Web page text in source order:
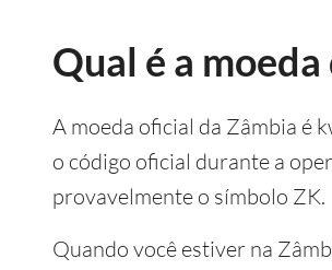
Qual é a
A moeda oficial da Zâmbia é
o código oficial durante a
provavelmente o símbolo ZK.
Quando você estiver na